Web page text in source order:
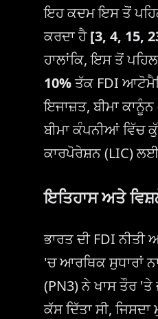
ਇਹ ਕਦਮ ਇਸ ਤੋਂ
ਕਰਦਾ ਹੈ[3, 4, 15,
ਹਾਲਾਂਕਿ, ਇਸ ਤੋਂ
10%ਤੱਕ FDI
ਇਜਾਜ਼ਤ, ਬੀਮਾ
ਬੀਮਾ ਕੰਪਨੀਆਂ ਵਿੱਚ
ਕਾਰਪੋਰੇਸ਼ਨ (LIC)
ਇਤਿਹਾਸ ਅਤੇ
ਭਾਰਤ ਦੀ FDI
'ਚ ਆਰਥਿਕ ਸੁਧਾਰਾਂ
(PN3) ਨੇ ਖਾਸ ਤੌਰ 'ਤੇ
ਕੱਸ ਦਿੱਤਾ ਸੀ,